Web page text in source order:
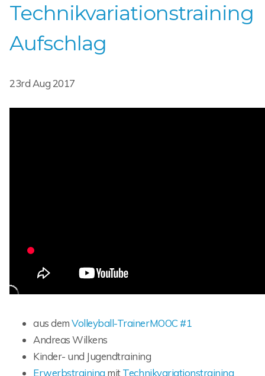
Technikvariationstraining
Aufschlag
23rd Aug 2017
aus demVolleyball-TrainerMOOC #1
Andreas Wilkens
Kinder- und Jugendtraining
Erwerbstraining mitTechnikvariationstraining